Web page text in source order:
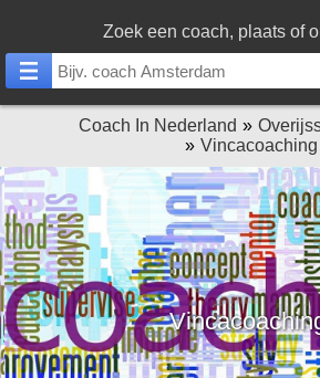
Zoek een coach, plaats of
Coach In Nederland
Vincacoaching